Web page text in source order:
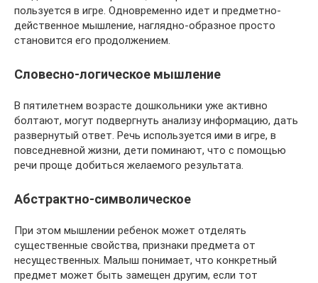
пользуется в игре. Одновременно идет и предметно-
действенное мышление, наглядно-образное просто
становится его продолжением.
Словесно-логическое мышление
В пятилетнем возрасте дошкольники уже активно
болтают, могут подвергнуть анализу информацию, дать
развернутый ответ. Речь используется ими в игре, в
повседневной жизни, дети поминают, что с помощью
речи проще добиться желаемого результата.
Абстрактно-символическое
При этом мышлении ребенок может отделять
существенные свойства, признаки предмета от
несущественных. Малыш понимает, что конкретный
предмет может быть замещен другим, если тот